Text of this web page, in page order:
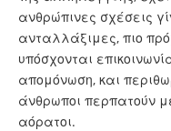
ανθρώπινες σχέσεις
ανταλλάξιμες, πιο
υπόσχονται
απομόνωση, και
άνθρωποι περπατούν
αόρατοι.